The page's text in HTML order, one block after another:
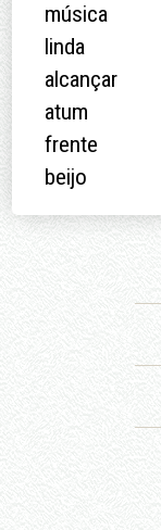
música
linda
alcançar
atum
frente
beijo